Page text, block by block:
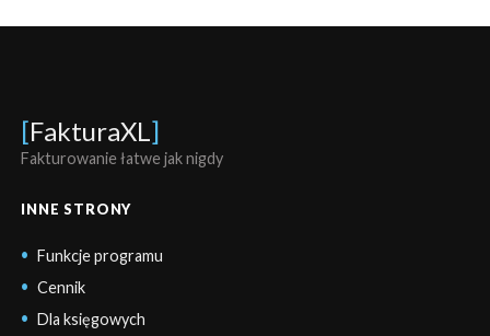
[FakturaXL ]
Fakturowanie łatwe jak nigdy
INNE STRONY
Funkcje programu
Cennik
Dla księgowych